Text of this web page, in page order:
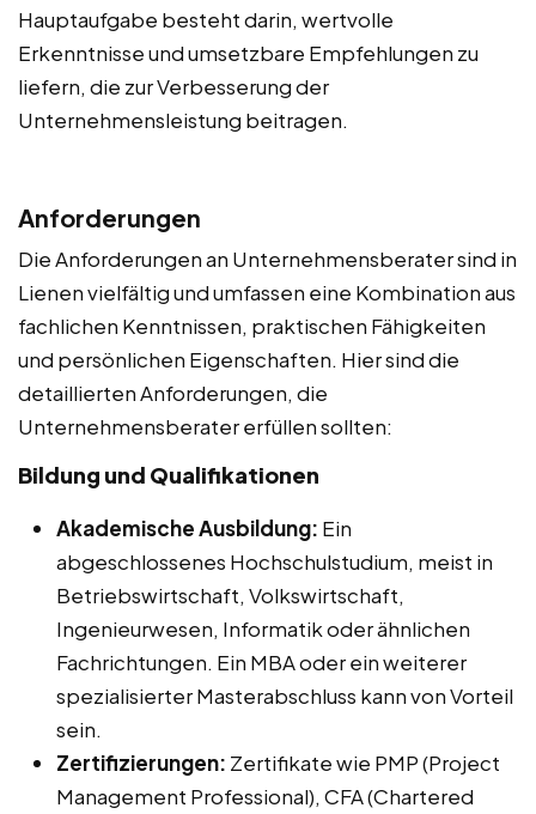
Hauptaufgabe besteht darin, wertvolle
Erkenntnisse und umsetzbare Empfehlungen zu
liefern, die zur Verbesserung der
Unternehmensleistung beitragen.
Anforderungen
Die Anforderungen an Unternehmensberater sind in
Lienen vielfältig und umfassen eine Kombination aus
fachlichen Kenntnissen, praktischen Fähigkeiten
und persönlichen Eigenschaften. Hier sind die
detaillierten Anforderungen, die
Unternehmensberater erfüllen sollten:
Bildung und Qualifikationen
Akademische Ausbildung: Ein
abgeschlossenes Hochschulstudium, meist in
Betriebswirtschaft, Volkswirtschaft,
Ingenieurwesen, Informatik oder ähnlichen
Fachrichtungen. Ein MBA oder ein weiterer
spezialisierter Masterabschluss kann von Vorteil
sein.
Zertifizierungen: Zertifikate wie PMP (Project
Management Professional), CFA (Chartered